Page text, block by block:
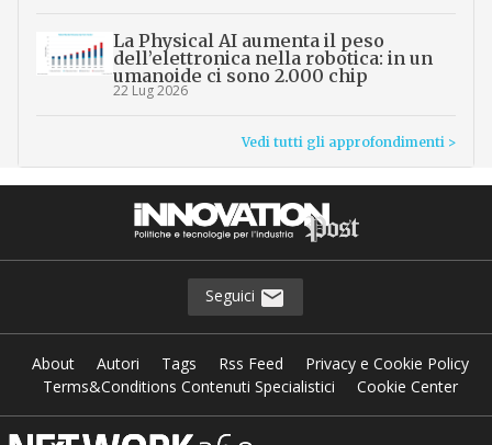
La Physical AI aumenta il peso
dell’elettronica nella robotica: in un
umanoide ci sono 2.000 chip
22 Lug 2026
Vedi tutti gli approfondimenti >
Seguici
About Autori Tags Rss Feed
Privacy e Cookie Policy
Terms&Conditions Contenuti Specialistici
Cookie Center